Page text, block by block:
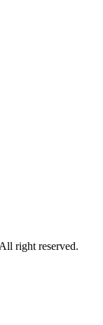
right reserved.